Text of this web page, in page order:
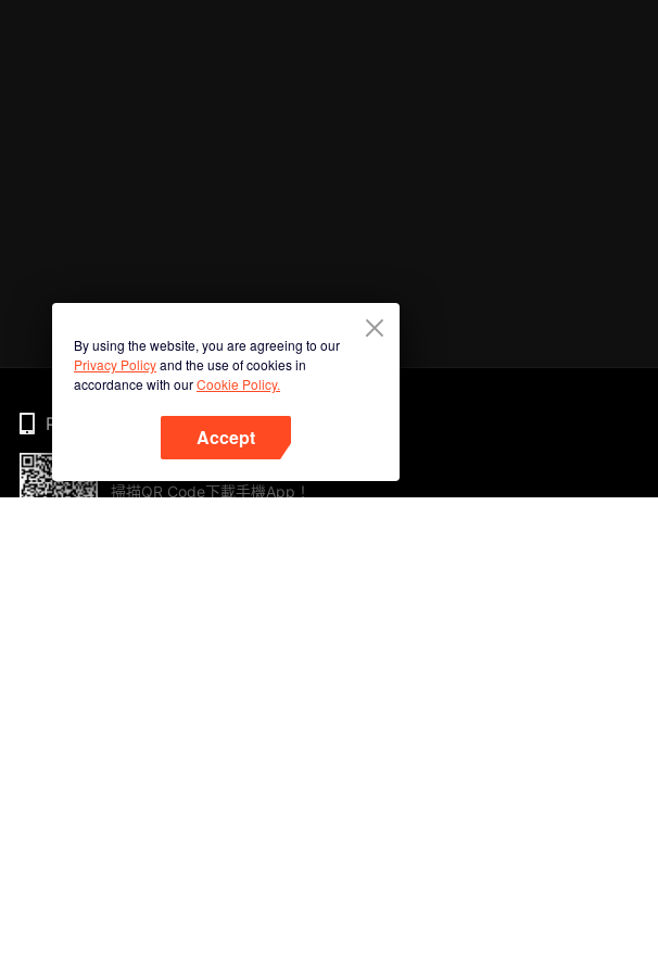
By using the website, you are agreeing to our
Privacy Policyand the use of cookies in
accordance with ourCookie Policy.
Accept
Phone
掃描QR Code下載手機App！